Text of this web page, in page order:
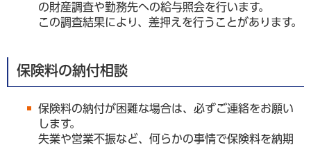
の財産調査や勤務先への給与照会を行います。
この調査結果により、差押えを行うことがあります。
保険料の納付相談
保険料の納付が困難な場合は、必ずご連絡をお願い
します。
失業や営業不振など、何らかの事情で保険料を納期